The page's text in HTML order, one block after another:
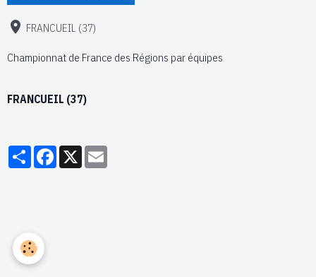
FRANCUEIL (37)
Championnat de France des Régions par équipes
FRANCUEIL (37)
PartagerFacebook
X